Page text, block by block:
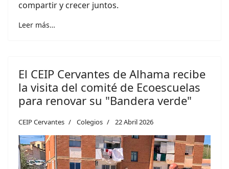
compartir y crecer juntos.
Leer más…
El CEIP Cervantes de Alhama recibe
la visita del comité de Ecoescuelas
para renovar su "Bandera verde"
CEIP Cervantes Colegios 22 Abril 2026